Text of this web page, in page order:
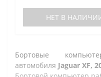
НЕТ В
Бортовые
автомобиля Jaguar XF,